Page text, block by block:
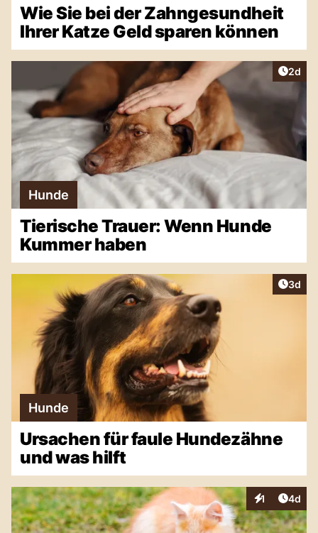
Wie Sie bei der Zahngesundheit
Ihrer Katze Geld sparen können
2d
Hunde
Tierische Trauer: Wenn Hunde
Kummer haben
3d
Hunde
Ursachen für faule Hundezähne
und was hilft
1
Interaktionen
4d